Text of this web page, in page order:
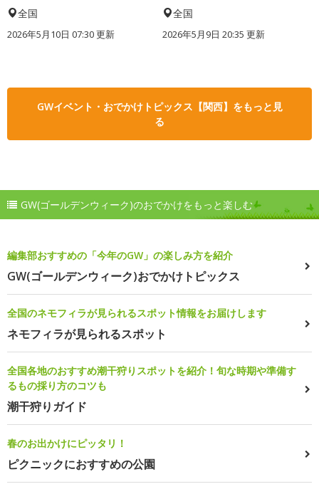
全国
2026年5月10日 07:30 更新
全国
2026年5月9日 20:35 更新
GWイベント・おでかけトピックス【関西】をもっと見
る
GW(ゴールデンウィーク)のおでかけをもっと楽しむ
編集部おすすめの「今年のGW」の楽しみ方を紹介
GW(ゴールデンウィーク)おでかけトピックス
全国のネモフィラが見られるスポット情報をお届けします
ネモフィラが見られるスポット
全国各地のおすすめ潮干狩りスポットを紹介！旬な時期や準備す
るもの採り方のコツも
潮干狩りガイド
春のお出かけにピッタリ！
ピクニックにおすすめの公園